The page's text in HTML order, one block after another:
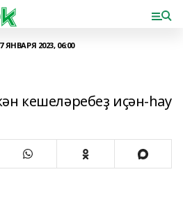
ЯНВАРЯ 2023, 06:00
кешеләребеҙ иҫән-һау